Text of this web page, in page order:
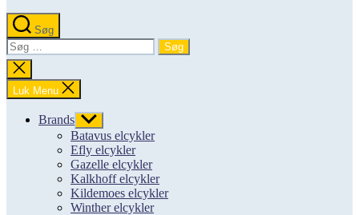
Søg
Søg
efter:
Luk
søgning
Luk Menu
Brands Vis
undermenu
Batavus elcykler
Efly elcykler
Gazelle elcykler
Kalkhoff elcykler
Kildemoes elcykler
Winther elcykler